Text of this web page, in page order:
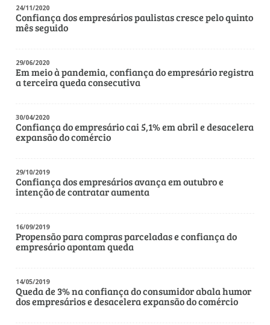
Vendedores e Viajantes
24/11/2020
Confiança dos empresários paulistas cresce pelo quinto
mês seguido
29/06/2020
Em meio à pandemia, confiança do empresário registra
a terceira queda consecutiva
30/04/2020
Confiança do empresário cai 5,1% em abril e desacelera
expansão do comércio
29/10/2019
Confiança dos empresários avança em outubro e
intenção de contratar aumenta
16/09/2019
Propensão para compras parceladas e confiança do
empresário apontam queda
14/05/2019
Queda de 3% na confiança do consumidor abala humor
dos empresários e desacelera expansão do comércio